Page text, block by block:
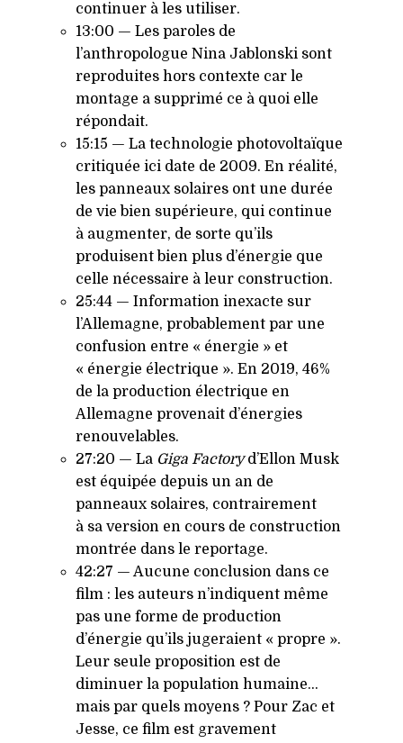
continuer à les utiliser.
13:00 — Les paroles de
l’anthropologue Nina Jablonski sont
reproduites hors contexte car le
montage a supprimé ce à quoi elle
répondait.
15:15 — La technologie photovoltaïque
critiquée ici date de 2009. En réalité,
les panneaux solaires ont une durée
de vie bien supérieure, qui continue
à augmenter, de sorte qu’ils
produisent bien plus d’énergie que
celle nécessaire à leur construction.
25:44 — Information inexacte sur
l’Allemagne, probablement par une
confusion entre « énergie » et
« énergie électrique ». En 2019, 46%
de la production électrique en
Allemagne provenait d’énergies
renouvelables.
27:20 — La Giga Factoryd’Ellon Musk
est équipée depuis un an de
panneaux solaires, contrairement
à sa version en cours de construction
montrée dans le reportage.
42:27 — Aucune conclusion dans ce
film : les auteurs n’indiquent même
pas une forme de production
d’énergie qu’ils jugeraient « propre ».
Leur seule proposition est de
diminuer la population humaine…
mais par quels moyens ? Pour Zac et
Jesse, ce film est gravement